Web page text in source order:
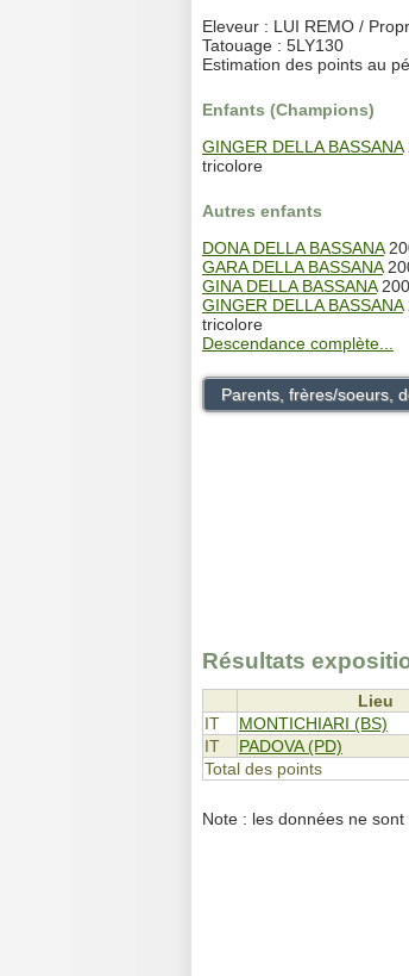
Eleveur : LUI REMO /
Tatouage : 5LY130
Estimation des points au
Enfants (Champions)
GINGER DELLA BASSANA
tricolore
Autres enfants
DONA DELLA BASSANA
GARA DELLA BASSANA
GINA DELLA BASSANA
GINGER DELLA BASSANA
tricolore
Descendance complète...
Parents, frères/soeurs,
Résultats
Lieu
IT
MONTICHIARI (BS)
IT
PADOVA (PD)
Total des points
Note : les données ne